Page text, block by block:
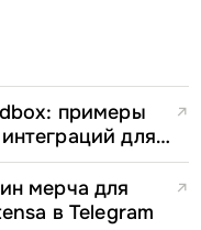
примеры
для
магазинов
↗
мерча для
в Telegram
↗